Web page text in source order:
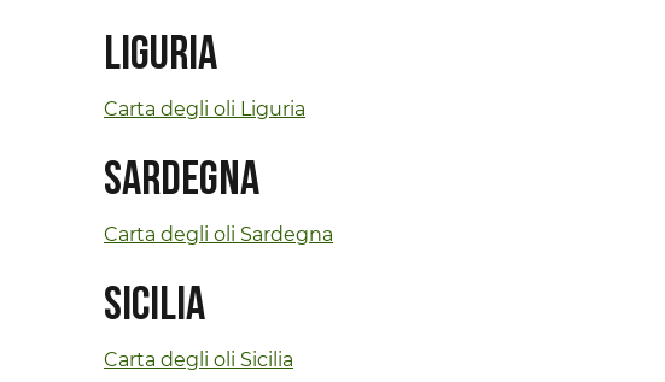
Liguria
Carta degli oli Liguria
Sardegna
Carta degli oli Sardegna
Sicilia
Carta degli oli Sicilia